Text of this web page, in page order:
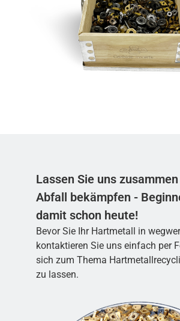
Lassen Sie uns
Abfall bekämpfen -
damit schon heute!
Bevor Sie Ihr Hartmetall in
kontaktieren Sie uns einfach per
sich zum Thema
zu lassen.